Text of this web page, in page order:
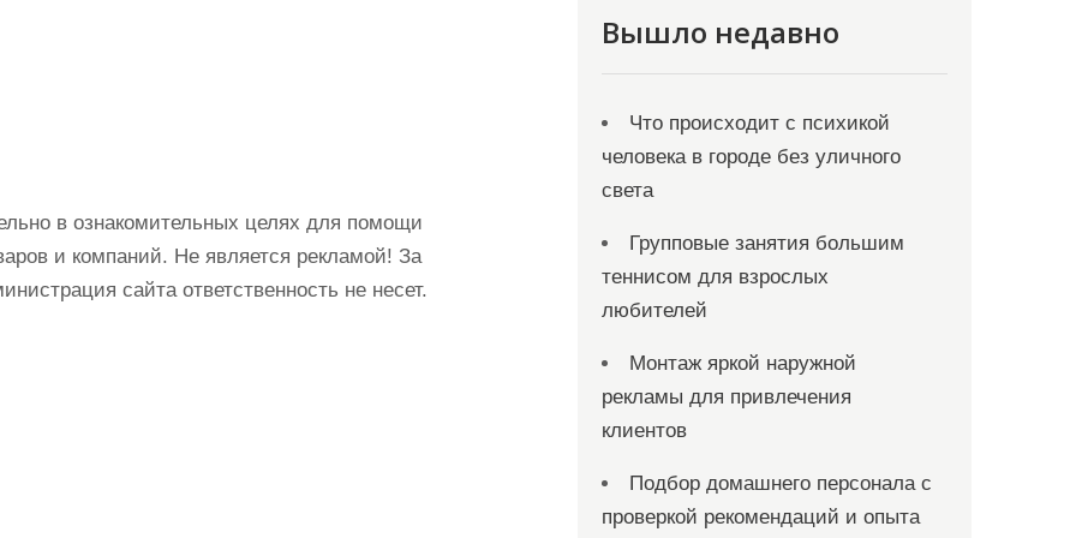
в ознакомительных целях для помощи
и компаний. Не является рекламой! За
сайта ответственность не несет.
Вышло недавно
Что происходит с психикой
человека в городе без уличного
света
Групповые занятия большим
теннисом для взрослых
любителей
Монтаж яркой наружной
рекламы для привлечения
клиентов
Подбор домашнего персонала с
проверкой рекомендаций и опыта